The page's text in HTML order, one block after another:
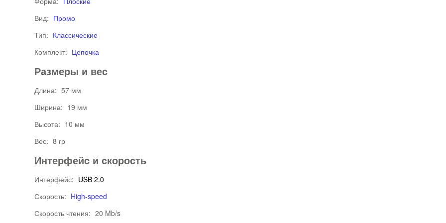
Вид: Промо
Тип: Классические
Комплект: Цепочка
Размеры и вес
Длина: 57 мм
Ширина: 19 мм
Высота: 10 мм
Вес: 8 гр
Интерфейс и скорость
Интерфейс: USB 2.0
Скорость: High-speed
Скорость чтения: 20 Mb/s